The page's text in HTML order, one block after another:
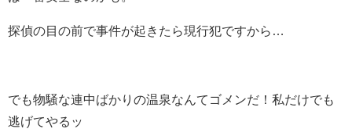
探偵の目の前で事件が起きたら現行犯ですから…
でも物騒な連中ばかりの温泉なんてゴメンだ！私だけでも
逃げてやるッ